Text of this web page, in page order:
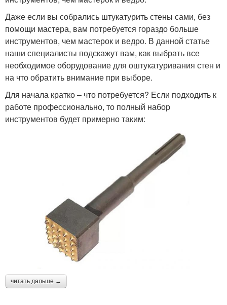
Даже если вы собрались штукатурить стены сами, без
помощи мастера, вам потребуется гораздо больше
инструментов, чем мастерок и ведро. В данной статье
наши специалисты подскажут вам, как выбрать все
необходимое оборудование для оштукатуривания стен и
на что обратить внимание при выборе.
Для начала кратко – что потребуется? Если подходить к
работе профессионально, то полный набор
инструментов будет примерно таким:
читать дальше →